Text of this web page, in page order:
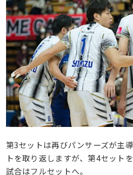
第3セットは再びパンサーズが主
トを取り返しますが、第4セット
試合はフルセットへ。